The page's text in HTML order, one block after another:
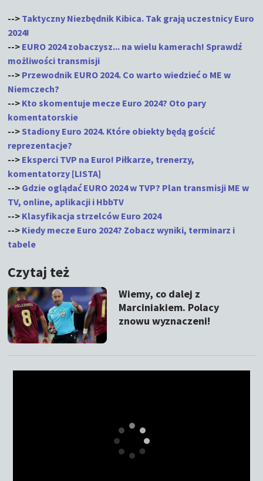
--> Taktyczny Niezbędnik Kibica. Tak grają uczestnicy Euro
2024!
--> EURO 2024 zobaczysz... na wielu kamerach! Sprawdź
możliwości transmisji
--> Przewodnik EURO 2024. Co warto wiedzieć o ME w
Niemczech?
--> Kto skomentuje mecze Euro 2024? Oto pary
komentatorskie
--> Stadiony Euro 2024. Które obiekty będą gościć
reprezentacje?
--> Eksperci TVP na Euro! Piłkarze, trenerzy,
komentatorzy [LISTA]
--> Gdzie oglądać EURO 2024 w TVP? Plan transmisji ME w
TV, online, aplikacji i HbbTV
--> Klasyfikacja strzelców Euro 2024
--> Kiedy mecze Euro 2024? Zobacz wyniki, terminarz i
tabele
Czytaj też
Wiemy, co dalej z
Marciniakiem. Polacy
znowu wyznaczeni!